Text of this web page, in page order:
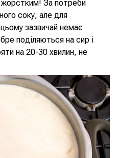
За потреби
соку, але для
зазвичай немає
поділяються на сир і
на 20-30 хвилин, не